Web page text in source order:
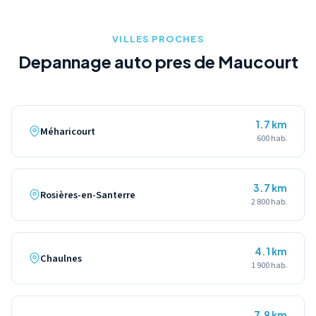
VILLES PROCHES
Depannage auto pres de Maucourt
Méharicourt
1.7 km
600 hab.
Rosières-en-Santerre
3.7 km
2 800 hab.
Chaulnes
4.1 km
1 900 hab.